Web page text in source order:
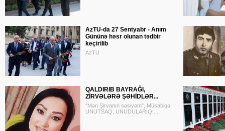
AzTU-da 27 Sentyabr - Anım
Gününə həsr olunan tədbir
keçirilib
AzTU
QALDIRIB BAYRAĞI,
ZİRVƏLƏRƏ ŞƏHİDLƏR...
"Mən Şirvanın səsiyəm", Müsabiqə,
UNUTSAQ, UNUDULARIQ!....